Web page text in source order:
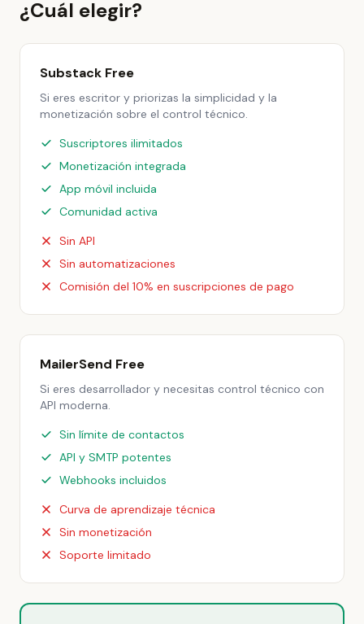
¿Cuál elegir?
Substack Free
Si eres escritor y priorizas la simplicidad y la
monetización sobre el control técnico.
Suscriptores ilimitados
Monetización integrada
App móvil incluida
Comunidad activa
Sin API
Sin automatizaciones
Comisión del 10% en suscripciones de pago
MailerSend Free
Si eres desarrollador y necesitas control técnico con
API moderna.
Sin límite de contactos
API y SMTP potentes
Webhooks incluidos
Curva de aprendizaje técnica
Sin monetización
Soporte limitado